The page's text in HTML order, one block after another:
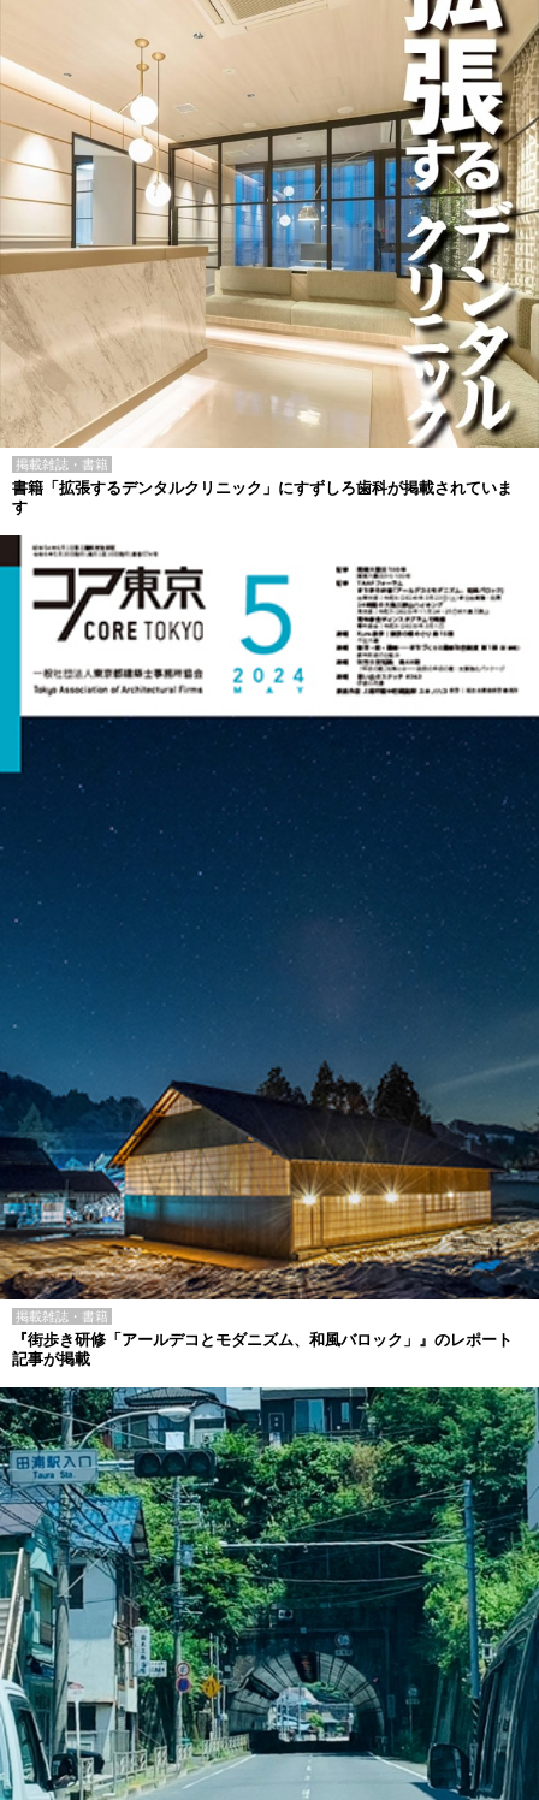
掲載雑誌・書籍
書籍「拡張するデンタルクリニック」にすずしろ歯科が掲載されていま
す
掲載雑誌・書籍
『街歩き研修「アールデコとモダニズム、和風バロック」』のレポート
記事が掲載